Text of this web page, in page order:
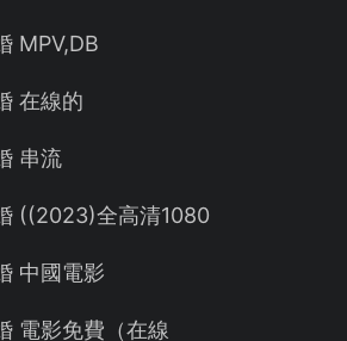
MPV,DB
在線的
串流
((2023)全高清1080
中國電影
電影免費（在線